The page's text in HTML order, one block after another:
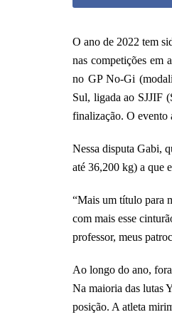
O ano de 2022 tem
nas competições em
no GP No-Gi
Sul, ligada ao SJJIF
finalização. O evento
Nessa disputa Gabi,
até 36,200 kg) a que
“Mais um título para
com mais esse
professor, meus
Ao longo do ano,
Na maioria das lutas
posição. A atleta